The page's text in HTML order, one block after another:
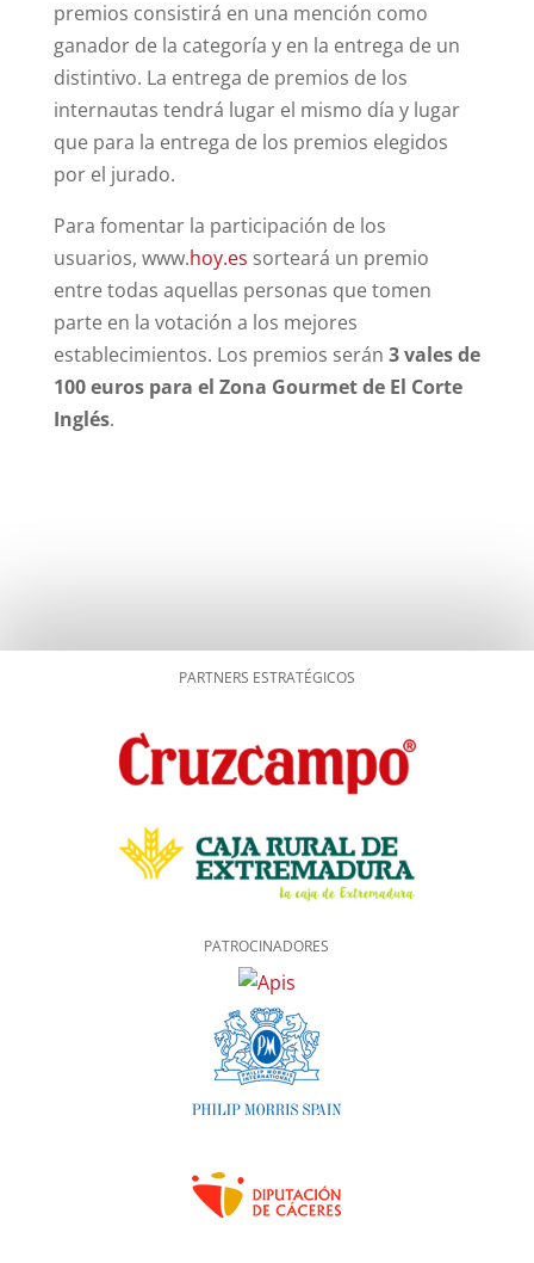
premios consistirá en una mención como
ganador de la categoría y en la entrega de un
distintivo. La entrega de premios de los
internautas tendrá lugar el mismo día y lugar
que para la entrega de los premios elegidos
por el jurado.
Para fomentar la participación de los
usuarios, www.hoy.es sorteará un premio
entre todas aquellas personas que tomen
parte en la votación a los mejores
establecimientos. Los premios serán 3 vales de
100 euros para el Zona Gourmet de El Corte
Inglés.
PARTNERS ESTRATÉGICOS
PATROCINADORES